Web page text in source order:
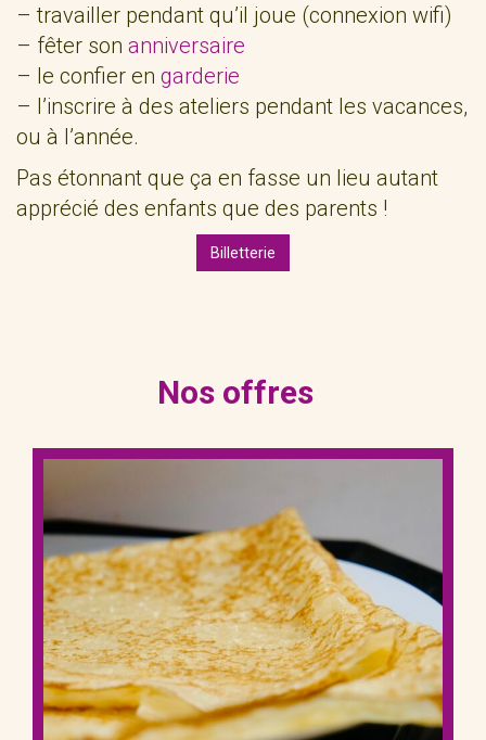
– travailler pendant qu’il joue (connexion wifi)
– fêter son anniversaire
– le confier en garderie
– l’inscrire à des ateliers pendant les vacances,
ou à l’année.
Pas étonnant que ça en fasse un lieu autant
apprécié des enfants que des parents !
Billetterie
Nos offres